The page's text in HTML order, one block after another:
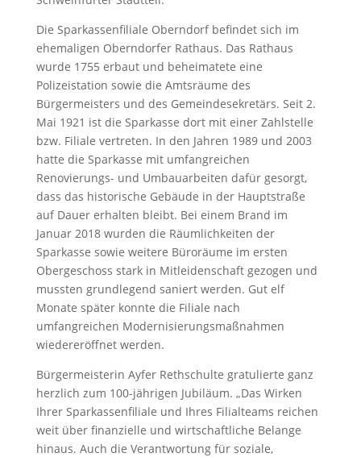
Die Sparkassenfiliale Oberndorf befindet sich im
ehemaligen Oberndorfer Rathaus. Das Rathaus
wurde 1755 erbaut und beheimatete eine
Polizeistation sowie die Amtsräume des
Bürgermeisters und des Gemeindesekretärs. Seit 2.
Mai 1921 ist die Sparkasse dort mit einer Zahlstelle
bzw. Filiale vertreten. In den Jahren 1989 und 2003
hatte die Sparkasse mit umfangreichen
Renovierungs- und Umbauarbeiten dafür gesorgt,
dass das historische Gebäude in der Hauptstraße
auf Dauer erhalten bleibt. Bei einem Brand im
Januar 2018 wurden die Räumlichkeiten der
Sparkasse sowie weitere Büroräume im ersten
Obergeschoss stark in Mitleidenschaft gezogen und
mussten grundlegend saniert werden. Gut elf
Monate später konnte die Filiale nach
umfangreichen Modernisierungsmaßnahmen
wiedereröffnet werden.
Bürgermeisterin Ayfer Rethschulte gratulierte ganz
herzlich zum 100-jährigen Jubiläum. „Das Wirken
Ihrer Sparkassenfiliale und Ihres Filialteams reichen
weit über finanzielle und wirtschaftliche Belange
hinaus. Auch die Verantwortung für soziale,